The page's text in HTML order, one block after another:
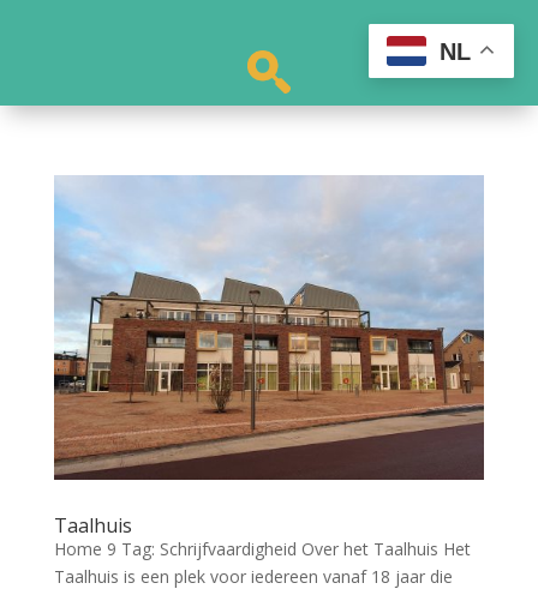
Taalhuis
Home 9 Tag: Schrijfvaardigheid Over het Taalhuis Het
Taalhuis is een plek voor iedereen vanaf 18 jaar die
NL